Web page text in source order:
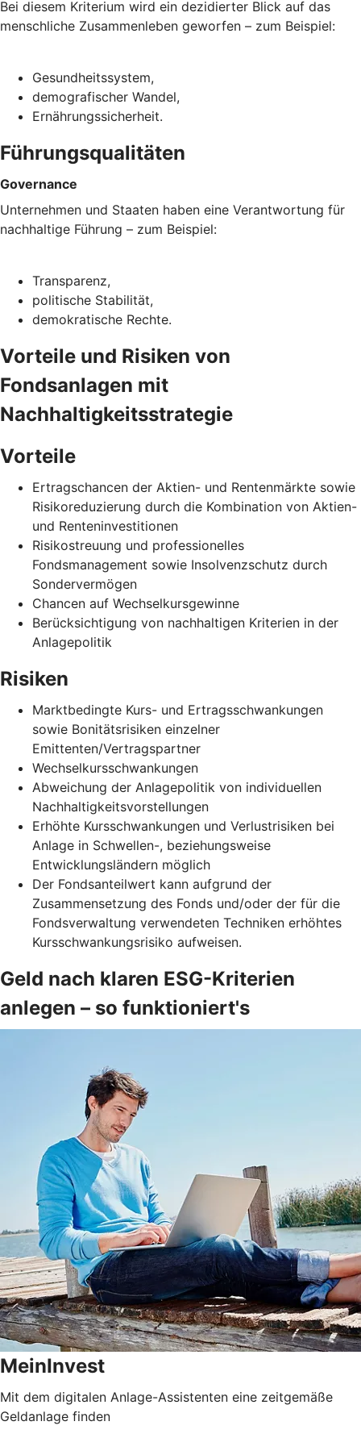
Bei diesem Kriterium wird ein dezidierter Blick auf das
menschliche Zusammenleben geworfen – zum Beispiel:
Gesundheitssystem,
demografischer Wandel,
Ernährungssicherheit.
Führungsqualitäten
Governance
Unternehmen und Staaten haben eine Verantwortung für
nachhaltige Führung – zum Beispiel:
Transparenz,
politische Stabilität,
demokratische Rechte.
Vorteile und Risiken von
Fondsanlagen mit
Nachhaltigkeitsstrategie
Vorteile
Ertragschancen der Aktien- und Rentenmärkte sowie
Risikoreduzierung durch die Kombination von Aktien-
und Renteninvestitionen
Risikostreuung und professionelles
Fondsmanagement sowie Insolvenzschutz durch
Sondervermögen
Chancen auf Wechselkursgewinne
Berücksichtigung von nachhaltigen Kriterien in der
Anlagepolitik
Risiken
Marktbedingte Kurs- und Ertragsschwankungen
sowie Bonitätsrisiken einzelner
Emittenten/Vertragspartner
Wechselkursschwankungen
Abweichung der Anlagepolitik von individuellen
Nachhaltigkeitsvorstellungen
Erhöhte Kursschwankungen und Verlustrisiken bei
Anlage in Schwellen-, beziehungsweise
Entwicklungsländern möglich
Der Fondsanteilwert kann aufgrund der
Zusammensetzung des Fonds und/oder der für die
Fondsverwaltung verwendeten Techniken erhöhtes
Kursschwankungsrisiko aufweisen.
Geld nach klaren ESG-Kriterien
anlegen – so funktioniert's
MeinInvest
Mit dem digitalen Anlage-Assistenten eine zeitgemäße
Geldanlage finden